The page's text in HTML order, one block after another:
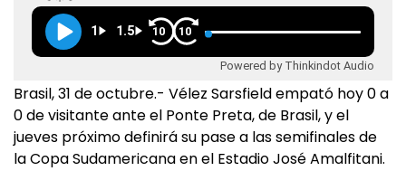
1 1.5 10 10
Powered by Thinkindot Audio
Brasil, 31 de octubre.- Vélez Sarsfield empató hoy 0 a
0 de visitante ante el Ponte Preta, de Brasil, y el
jueves próximo definirá su pase a las semifinales de
la Copa Sudamericana en el Estadio José Amalfitani.